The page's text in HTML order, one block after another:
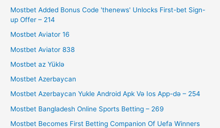
Mostbet Added Bonus Code 'thenews' Unlocks First-bet Sign-
up Offer – 214
Mostbet Aviator 16
Mostbet Aviator 838
Mostbet az Yüklə
Mostbet Azerbaycan
Mostbet Azerbaycan Yukle Android Apk Və Ios App-də – 254
Mostbet Bangladesh Online Sports Betting – 269
Mostbet Becomes First Betting Companion Of Uefa Winners